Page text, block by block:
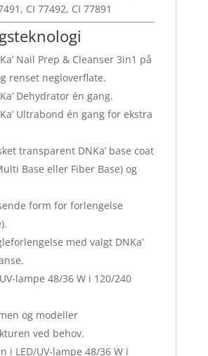
CI 77492, CI 77891
Nail Prep & Cleanser 3in1 på
renset negloverflate.
Dehydrator én gang.
Ultrabond én gang for ekstra
transparent DNKa’ base coat
Base eller Fiber Base) og
form for forlengelse
med valgt DNKa’
lampe 48/36 W i 120/240
og modeller
ved behov.
i LED/UV-lampe 48/36 W i